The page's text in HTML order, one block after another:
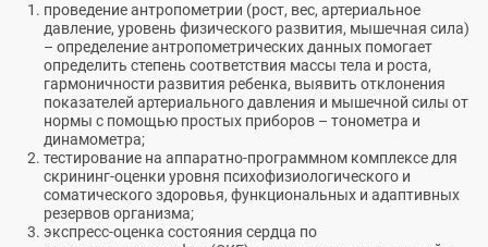
проведение антропометрии (рост, вес, артериальное
давление, уровень физического развития, мышечная сила)
– определение антропометрических данных помогает
определить степень соответствия массы тела и роста,
гармоничности развития ребенка, выявить отклонения
показателей артериального давления и мышечной силы от
нормы с помощью простых приборов – тонометра и
динамометра;
тестирование на аппаратно-программном комплексе для
скрининг-оценки уровня психофизиологического и
соматического здоровья, функциональных и адаптивных
резервов организма;
экспресс-оценка состояния сердца по